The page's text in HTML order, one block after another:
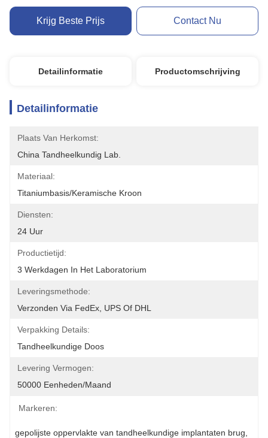
Krijg Beste Prijs Contact Nu
Detailinformatie Productomschrijving
Detailinformatie
Plaats Van Herkomst:
China Tandheelkundig Lab.
Materiaal:
Titaniumbasis/keramische Kroon
Diensten:
24 Uur
Productietijd:
3 Werkdagen In Het Laboratorium
Leveringsmethode:
Verzonden Via FedEx, UPS Of DHL
Verpakking Details:
Tandheelkundige Doos
Levering Vermogen:
50000 Eenheden/maand
Markeren:
gepolijste oppervlakte van tandheelkundige implantaten brug